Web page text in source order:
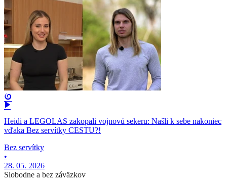
Heidi a LEGOLAS zakopali vojnovú sekeru: Našli k sebe nakoniec
vďaka Bez servítky CESTU?!
Bez servítky
•
28. 05. 2026
Slobodne a bez záväzkov